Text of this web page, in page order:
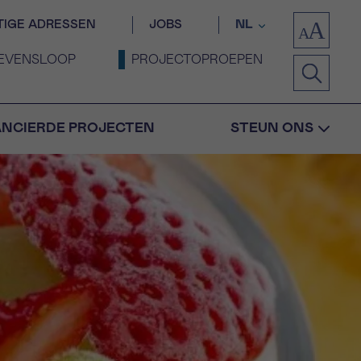
ADRESSEN JOBS NL
PROJECTOPROEPEN
PROJECTEN STEUN ONS
Bevestiging